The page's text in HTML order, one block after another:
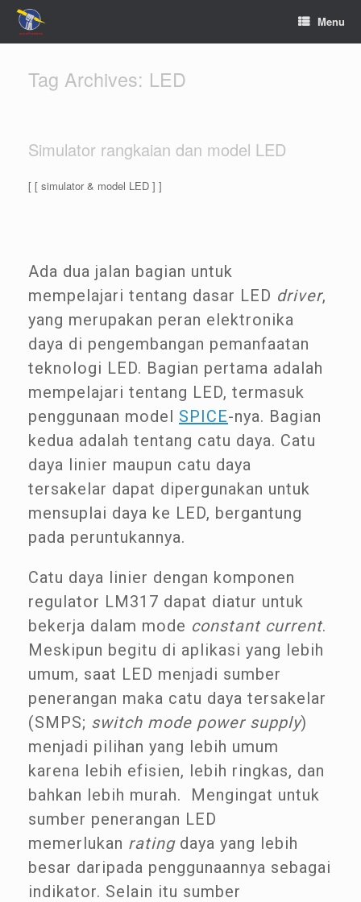
Menu
Tag Archives: LED
Simulator rangkaian dan model LED
[ [ simulator & model LED ] ]
Ada dua jalan bagian untuk
mempelajari tentang dasar LED driver,
yang merupakan peran elektronika
daya di pengembangan pemanfaatan
teknologi LED. Bagian pertama adalah
mempelajari tentang LED, termasuk
penggunaan model SPICE-nya. Bagian
kedua adalah tentang catu daya. Catu
daya linier maupun catu daya
tersakelar dapat dipergunakan untuk
mensuplai daya ke LED, bergantung
pada peruntukannya.
Catu daya linier dengan komponen
regulator LM317 dapat diatur untuk
bekerja dalam mode constant current.
Meskipun begitu di aplikasi yang lebih
umum, saat LED menjadi sumber
penerangan maka catu daya tersakelar
(SMPS; switch mode power supply)
menjadi pilihan yang lebih umum
karena lebih efisien, lebih ringkas, dan
bahkan lebih murah. Mengingat untuk
sumber penerangan LED
memerlukan ratingdaya yang lebih
besar daripada penggunaannya sebagai
indikator. Selain itu sumber